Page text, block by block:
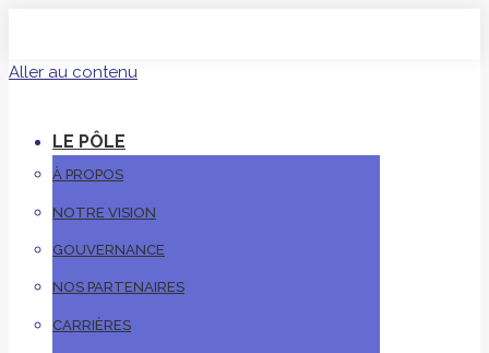
Aller au contenu
LE PÔLE
À PROPOS
NOTRE VISION
GOUVERNANCE
NOS PARTENAIRES
CARRIÈRES